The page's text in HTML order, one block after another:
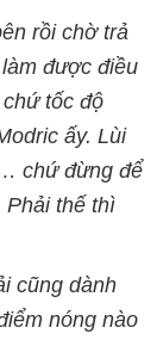
rồi chờ trả
được điều
tốc độ
ấy. Lùi
chứ đừng để
Phải thế thì
cũng dành
nóng nào